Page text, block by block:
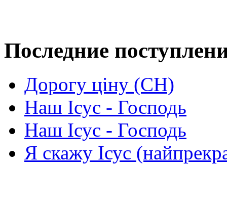
Последние
Дорогу ціну (СН)
Наш Ісус - Господь
Наш Ісус - Господь
Я скажу Ісус